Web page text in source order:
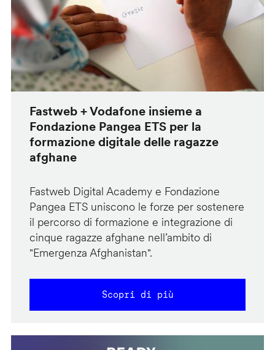
Fastweb + Vodafone insieme a
Fondazione Pangea ETS per la
formazione digitale delle ragazze
afghane
Fastweb Digital Academy e Fondazione
Pangea ETS uniscono le forze per sostenere
il percorso di formazione e integrazione di
cinque ragazze afghane nell’ambito di
"Emergenza Afghanistan".
Scopri di più